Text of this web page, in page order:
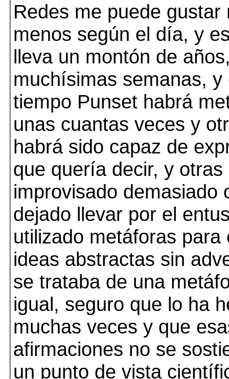
Redes me puede gustar
menos según el día, y
lleva un montón de
muchísimas semanas,
tiempo Punset habrá
unas cuantas veces y
habrá sido capaz de
que quería decir, y otras
improvisado demasiado
dejado llevar por el
utilizado metáforas para
ideas abstractas sin
se trataba de una
igual, seguro que lo ha
muchas veces y que
afirmaciones no se
un punto de vista